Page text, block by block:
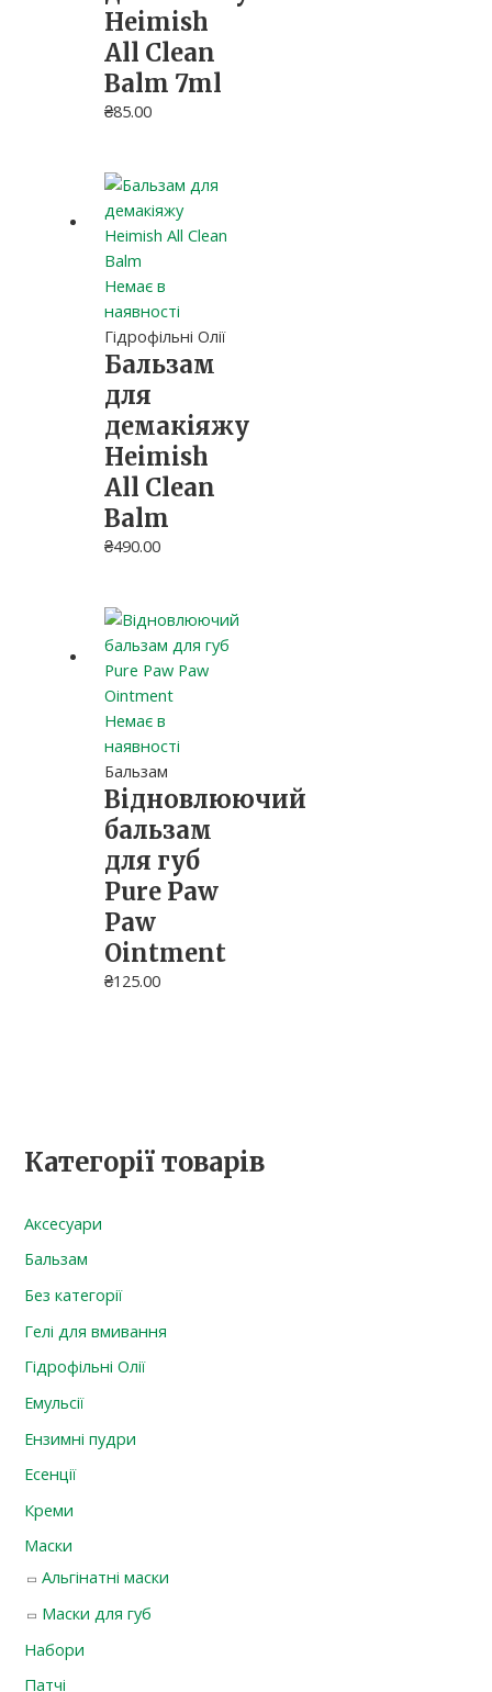
Категорії товарів
Аксесуари
Бальзам
Без категорії
Гелі для вмивання
Гідрофільні Олії
Емульсії
Ензимні пудри
Есенції
Креми
Маски
Альгінатні маски
Маски для губ
Набори
Патчі
Heimish
All Clean
Balm 7ml
₴85.00
Немає в
наявності
Гідрофільні Олії
Бальзам
для
демакіяжу
Heimish
All Clean
Balm
₴490.00
Немає в
наявності
Бальзам
Відновлюючий
бальзам
для губ
Pure Paw
Paw
Ointment
₴125.00